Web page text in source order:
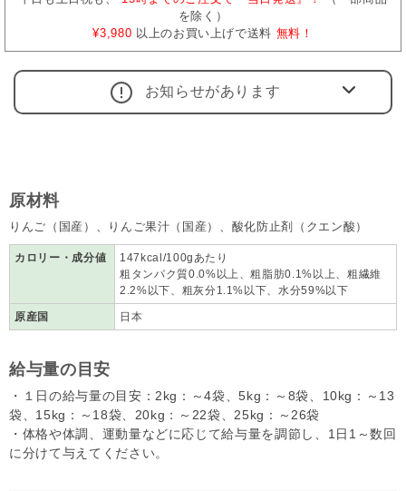
を除く）
¥3,980 以上のお買い上げで送料 無料！
お知らせがあります
原材料
りんご（国産）、りんご果汁（国産）、酸化防止剤（クエン酸）
カロリー・成分値
147kcal/100gあたり
粗タンパク質0.0%以上、粗脂肪0.1%以上、粗繊維
2.2%以下、粗灰分1.1%以下、水分59%以下
原産国 日本
給与量の目安
・１日の給与量の目安：2kg：～4袋、5kg：～8袋、10kg：～13
袋、15kg：～18袋、20kg：～22袋、25kg：～26袋
・体格や体調、運動量などに応じて給与量を調節し、1日1～数回
に分けて与えてください。